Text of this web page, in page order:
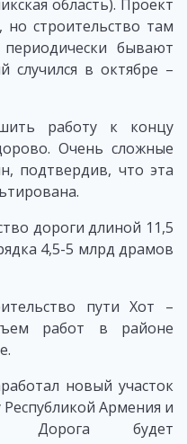
область). Проект
строительство там
бывают
случился в октябре –
работу к концу
Очень сложные
подтвердив, что эта
дороги длиной 11,5
4,5-5 млрд драмов
пути Хот –
работ в районе
новый участок
Армения и
Дорога будет